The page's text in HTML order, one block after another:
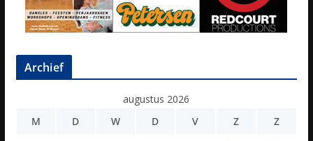
Archief
augustus 2026
M
D W D V Z Z